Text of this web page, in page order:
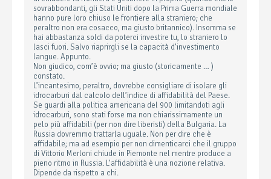
sovrabbondanti, gli Stati Uniti dopo la Prima Guerra mondiale
hanno pure loro chiuso le frontiere alla straniero; che
peraltro non era cosacco, ma giusto britannico). Insomma se
hai abbastanza soldi da poterci investire tu, lo straniero lo
lasci fuori. Salvo riaprirgli se la capacità d’investimento
langue. Appunto.
Non giudico, com’è ovvio; ma giusto (storicamente … )
constato.
L’incantesimo, peraltro, dovrebbe consigliare di isolare gli
idrocarburi dal calcolo dell’indice di affidabilità del Paese.
Se guardi alla politica americana del 900 limitandoti agli
idrocarburi, sono stati forse ma non chiarissimamente un
pelo più affidabili (per non dire liberisti) della Bulgaria. La
Russia dovremmo trattarla uguale. Non per dire che è
affidabile; ma ad esempio per non dimenticarci che il gruppo
di Vittorio Merloni chiude in Piemonte nel mentre produce a
pieno ritmo in Russia. L’affidabilità è una nozione relativa.
Dipende da rispetto a chi.